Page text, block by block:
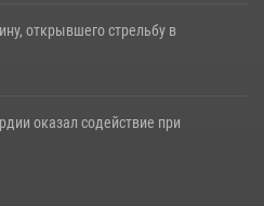
открывшего стрельбу в
оказал содействие при